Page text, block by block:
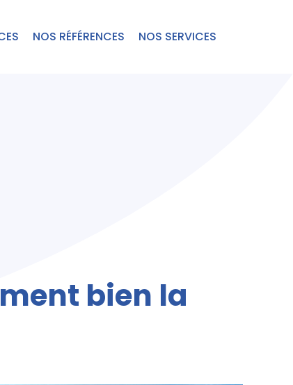
NOS RÉFÉRENCES NOS SERVICES
bien la